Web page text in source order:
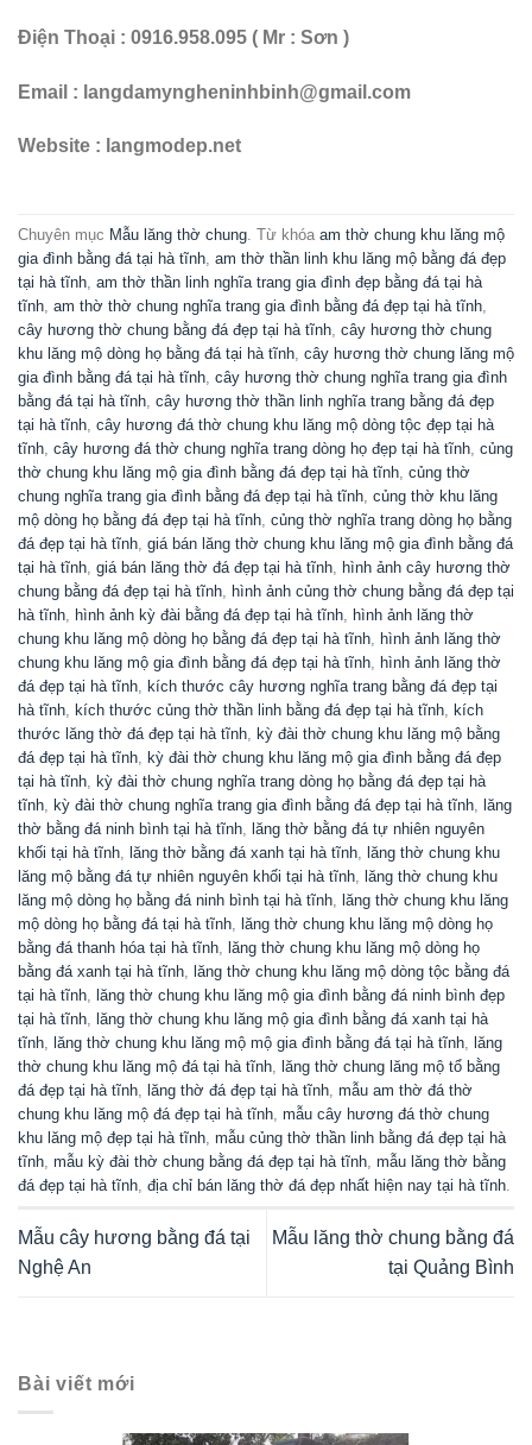
Điện Thoại : 0916.958.095 ( Mr : Sơn )
Email : langdamyngheninhbinh@gmail.com
Website : langmodep.net
Chuyên mục Mẫu lăng thờ chung . Từ khóa am thờ chung khu lăng mộ
gia đình bằng đá tại hà tĩnh am thờ thần linh khu lăng mộ bằng đá đẹp
tại hà tĩnh am thờ thần linh nghĩa trang gia đình đẹp bằng đá tại hà
tĩnh am thờ thờ chung nghĩa trang gia đình bằng đá đẹp tại hà tĩnh
cây hương thờ chung bằng đá đẹp tại hà tĩnh cây hương thờ chung
khu lăng mộ dòng họ bằng đá tại hà tĩnh cây hương thờ chung lăng mộ
gia đình bằng đá tại hà tĩnh cây hương thờ chung nghĩa trang gia đình
bằng đá tại hà tĩnh cây hương thờ thần linh nghĩa trang bằng đá đẹp
tại hà tĩnh cây hương đá thờ chung khu lăng mộ dòng tộc đẹp tại hà
tĩnh cây hương đá thờ chung nghĩa trang dòng họ đẹp tại hà tĩnh củng
thờ chung khu lăng mộ gia đình bằng đá đẹp tại hà tĩnh củng thờ
chung nghĩa trang gia đình bằng đá đẹp tại hà tĩnh củng thờ khu lăng
mộ dòng họ bằng đá đẹp tại hà tĩnh củng thờ nghĩa trang dòng họ bằng
đá đẹp tại hà tĩnh giá bán lăng thờ chung khu lăng mộ gia đình bằng đá
tại hà tĩnh giá bán lăng thờ đá đẹp tại hà tĩnh hình ảnh cây hương thờ
chung bằng đá đẹp tại hà tĩnh hình ảnh củng thờ chung bằng đá đẹp tại
hà tĩnh hình ảnh kỳ đài bằng đá đẹp tại hà tĩnh hình ảnh lăng thờ
chung khu lăng mộ dòng họ bằng đá đẹp tại hà tĩnh hình ảnh lăng thờ
chung khu lăng mộ gia đình bằng đá đẹp tại hà tĩnh hình ảnh lăng thờ
đá đẹp tại hà tĩnh kích thước cây hương nghĩa trang bằng đá đẹp tại
hà tĩnh kích thước củng thờ thần linh bằng đá đẹp tại hà tĩnh kích
thước lăng thờ đá đẹp tại hà tĩnh kỳ đài thờ chung khu lăng mộ bằng
đá đẹp tại hà tĩnh kỳ đài thờ chung khu lăng mộ gia đình bằng đá đẹp
tại hà tĩnh kỳ đài thờ chung nghĩa trang dòng họ bằng đá đẹp tại hà
tĩnh kỳ đài thờ chung nghĩa trang gia đình bằng đá đẹp tại hà tĩnh lăng
thờ bằng đá ninh bình tại hà tĩnh lăng thờ bằng đá tự nhiên nguyên
khối tại hà tĩnh lăng thờ bằng đá xanh tại hà tĩnh lăng thờ chung khu
lăng mộ bằng đá tự nhiên nguyên khối tại hà tĩnh lăng thờ chung khu
lăng mộ dòng họ bằng đá ninh bình tại hà tĩnh lăng thờ chung khu lăng
mộ dòng họ bằng đá tại hà tĩnh lăng thờ chung khu lăng mộ dòng họ
bằng đá thanh hóa tại hà tĩnh lăng thờ chung khu lăng mộ dòng họ
bằng đá xanh tại hà tĩnh lăng thờ chung khu lăng mộ dòng tộc bằng đá
tại hà tĩnh lăng thờ chung khu lăng mộ gia đình bằng đá ninh bình đẹp
tại hà tĩnh lăng thờ chung khu lăng mộ gia đình bằng đá xanh tại hà
tĩnh lăng thờ chung khu lăng mộ mộ gia đình bằng đá tại hà tĩnh lăng
thờ chung khu lăng mộ đá tại hà tĩnh lăng thờ chung lăng mộ tổ bằng
đá đẹp tại hà tĩnh lăng thờ đá đẹp tại hà tĩnh mẫu am thờ đá thờ
chung khu lăng mộ đá đẹp tại hà tĩnh mẫu cây hương đá thờ chung
khu lăng mộ đẹp tại hà tĩnh mẫu củng thờ thần linh bằng đá đẹp tại hà
tĩnh mẫu kỳ đài thờ chung bằng đá đẹp tại hà tĩnh mẫu lăng thờ bằng
đá đẹp tại hà tĩnh địa chỉ bán lăng thờ đá đẹp nhất hiện nay tại hà tĩnh
Mẫu cây hương bằng đá tại
Nghệ An
Mẫu lăng thờ chung bằng đá
tại Quảng Bình
Bài viết mới